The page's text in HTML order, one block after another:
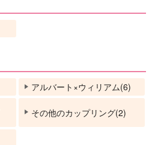
アルバート×ウィリアム(6)
その他のカップリング(2)